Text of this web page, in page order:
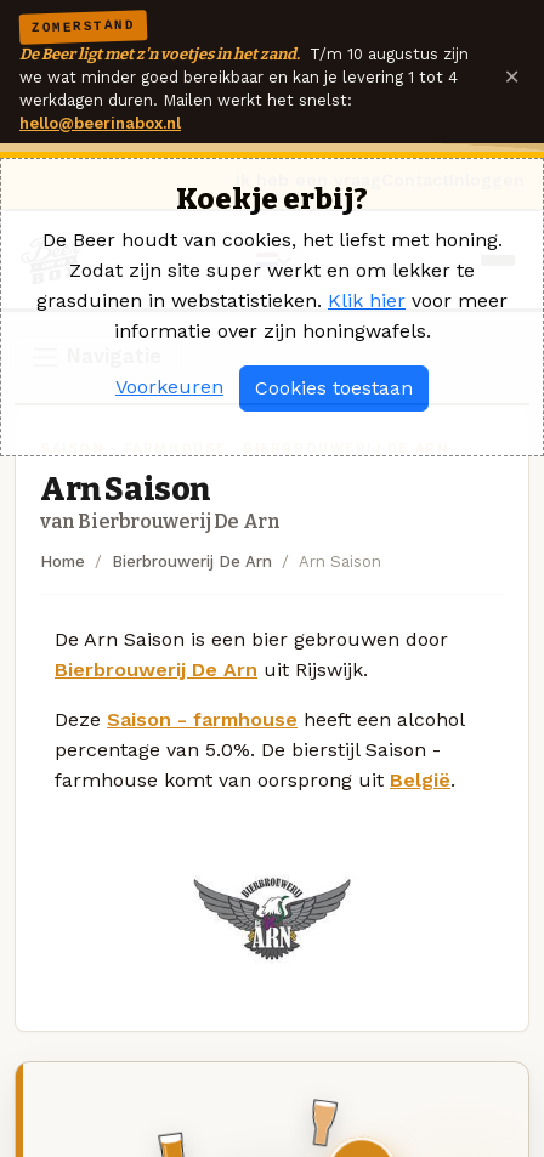
ZOMERSTAND
De Beer ligt met z'n voetjes in het zand. T/m 10 augustus zijn
we wat minder goed bereikbaar en kan je levering 1 tot 4
werkdagen duren. Mailen werkt het snelst:
hello@beerinabox.nl
×
Arn Saison
van Bierbrouwerij De Arn
Home Bierbrouwerij De Arn Arn Saison
De Arn Saison is een bier gebrouwen door
Bierbrouwerij De Arn uit Rijswijk.
Deze Saison - farmhouse heeft een alcohol
percentage van 5.0%. De bierstijl Saison -
farmhouse komt van oorsprong uit België.
Koekje erbij?
De Beer houdt van cookies, het liefst met honing.
Zodat zijn site super werkt en om lekker te
grasduinen in webstatistieken. Klik hier voor meer
informatie over zijn honingwafels.
Voorkeuren Cookies toestaan